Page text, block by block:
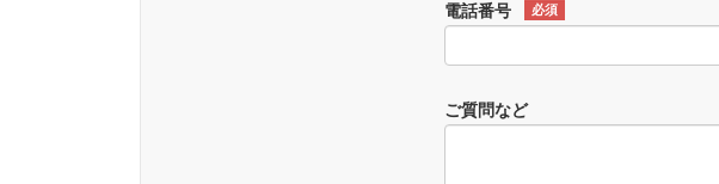
電話番号 必須
ご質問など